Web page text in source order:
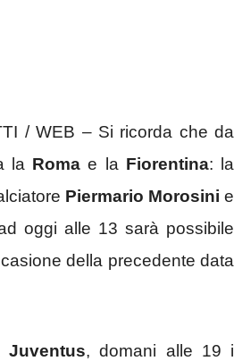
/ WEB – Si ricorda che da
la Roma e la Fiorentina: la
Piermario Morosini e
oggi alle 13 sarà possibile
della precedente data
Juventus, domani alle 19 i